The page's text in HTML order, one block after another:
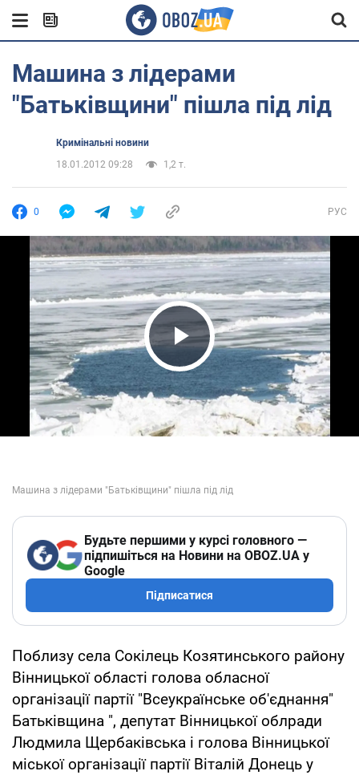
Машина з лідерами
"Батьківщини" пішла під лід
Кримінальні новини
18.01.2012 09:28
1,2 т.
0 РУС
Play Video
Будьте першими у курсі головного —
підпишіться на Новини на OBOZ.UA у
Google
Підписатися
Поблизу села Сокілець Козятинського району
Вінницької області голова обласної
організації партії "Всеукраїнське об'єднання"
Батьківщина ", депутат Вінницької облради
Людмила Щербаківська і голова Вінницької
міської організації партії Віталій Донець у